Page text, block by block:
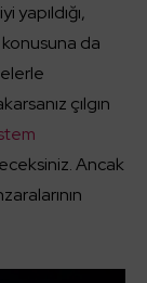
yapıldığı,
konusuna da
çılgın
Ancak